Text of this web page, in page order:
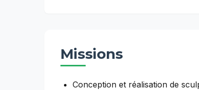
Missions
Conception et réalisation de